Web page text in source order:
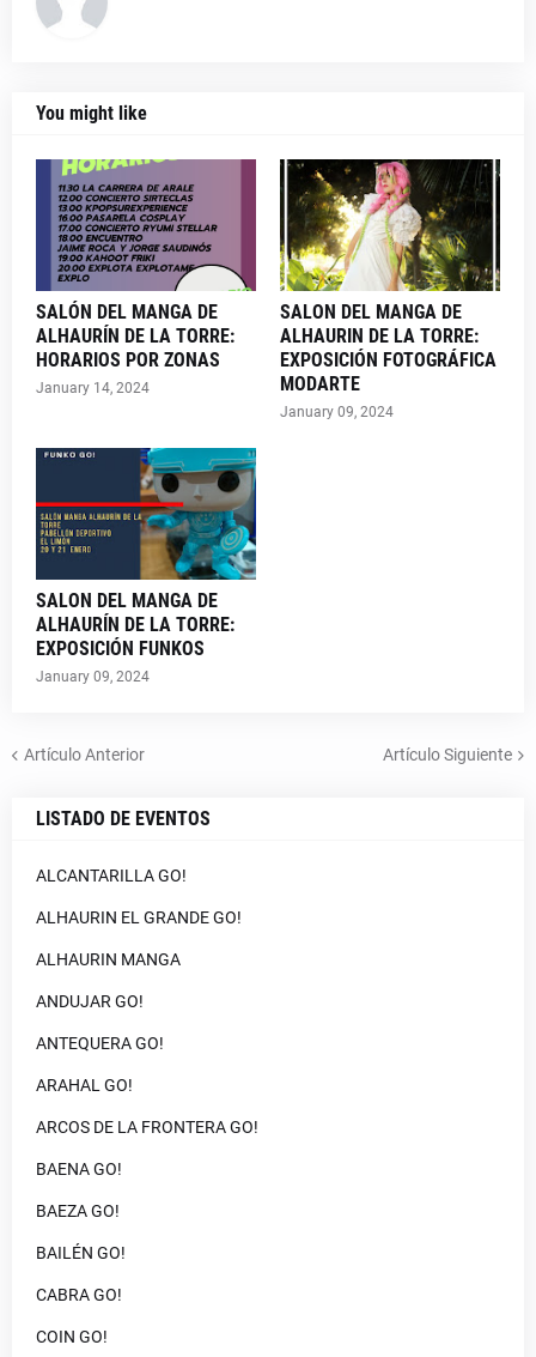
You might like
SALÓN DEL MANGA DE
ALHAURÍN DE LA TORRE:
HORARIOS POR ZONAS
January 14, 2024
SALON DEL MANGA DE
ALHAURIN DE LA TORRE:
EXPOSICIÓN FOTOGRÁFICA
MODARTE
January 09, 2024
SALON DEL MANGA DE
ALHAURÍN DE LA TORRE:
EXPOSICIÓN FUNKOS
January 09, 2024
Artículo Anterior Artículo Siguiente
LISTADO DE EVENTOS
ALCANTARILLA GO!
ALHAURIN EL GRANDE GO!
ALHAURIN MANGA
ANDUJAR GO!
ANTEQUERA GO!
ARAHAL GO!
ARCOS DE LA FRONTERA GO!
BAENA GO!
BAEZA GO!
BAILÉN GO!
CABRA GO!
COIN GO!